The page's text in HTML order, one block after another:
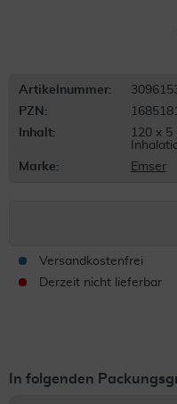
Artikelnummer:
PZN:
Inhalt:
120 x 5
Marke:
Emser
Versandkostenfrei
Derzeit nicht lieferbar
In folgenden